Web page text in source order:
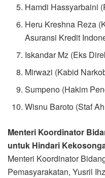
Hamdi Hassyarbaini
Heru Kreshna Reza
Asuransi Kredit
Iskandar Mz (Eks
Mirwazi (Kabid
Sumpeno (Hakim
Wisnu Baroto (Staf
Menteri Koordinator
untuk Hindari
Menteri Koordinator
Pemasyarakatan, Yusril